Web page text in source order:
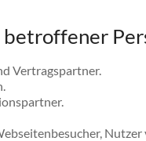
Vertragspartner.